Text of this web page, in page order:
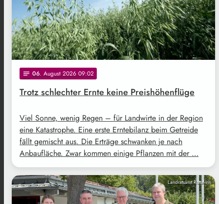
notes 06. August 2026 09:02
Trotz schlechter Ernte keine Preishöhenflüge
Viel Sonne, wenig Regen – für Landwirte in der Region
eine Katastrophe. Eine erste Erntebilanz beim Getreide
fällt gemischt aus. Die Erträge schwanken je nach
Anbaufläche. Zwar kommen einige Pflanzen mit der …
Landratsamt Rottal-Inn